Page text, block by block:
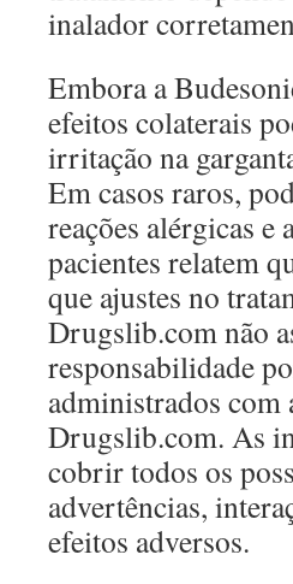
inalador
Embora a
efeitos colaterais
irritação na
Em casos raros,
reações alérgicas
pacientes relatem
que ajustes no
Drugslib.com não
responsabilidade
administrados com
Drugslib.com. As
cobrir todos os
advertências,
efeitos adversos.